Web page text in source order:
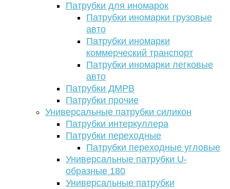
Патрубки для иномарок
Патрубки иномарки грузовые
авто
Патрубки иномарки
коммерческий транспорт
Патрубки иномарки легковые
авто
Патрубки ДМРВ
Патрубки прочие
Универсальные патрубки силикон
Патрубки интеркуллера
Патрубки переходные
Патрубки переходные угловые
Универсальные патрубки U-
образные 180
Универсальные патрубки